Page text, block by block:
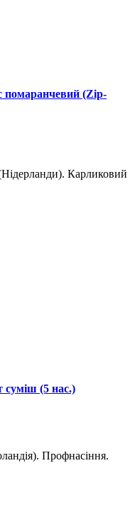
помаранчевий (Zip-
Карликовий
суміш (5 нас.)
Профнасіння.